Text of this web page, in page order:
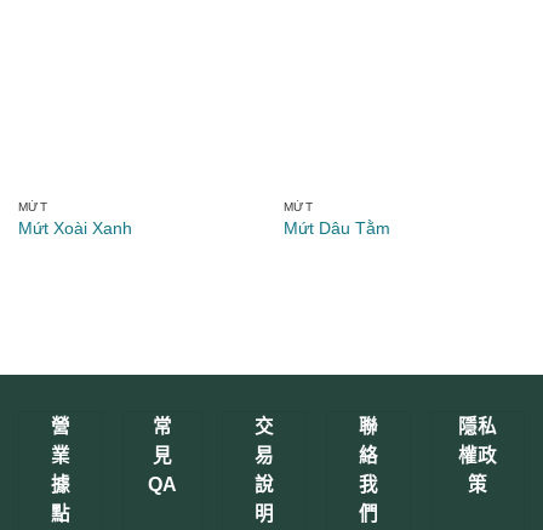
MỨT
Mứt Xoài Xanh
MỨT
Mứt Dâu Tằm
營
業
據
點
常
見
QA
交
易
說
明
聯
絡
我
們
隱私
權政
策